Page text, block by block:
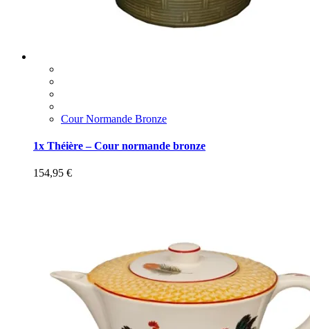
Cour Normande Bronze
1x Théière – Cour normande bronze
154,95 €